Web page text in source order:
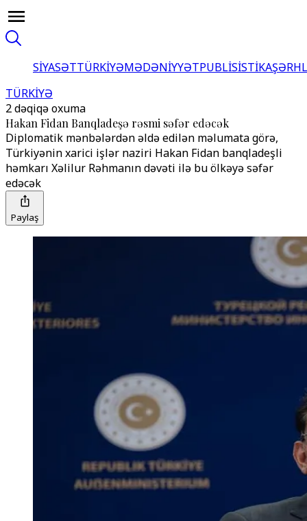
SİYASƏTTÜRKİYƏMƏDƏNİYYƏTPUBLİSİSTİKA
TÜRKİYƏ
2 dəqiqə oxuma
Hakan Fidan Banqladeşə rəsmi səfər edəcək
Diplomatik mənbələrdən əldə edilən məlumata görə,
Türkiyənin xarici işlər naziri Hakan Fidan banqladeşli
həmkarı Xəlilur Rəhmanın dəvəti ilə bu ölkəyə səfər
edəcək
Paylaş